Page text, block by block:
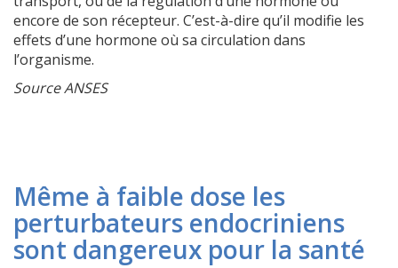
encore de son récepteur. C’est-à-dire qu’il modifie les
effets d’une hormone où sa circulation dans
l’organisme.
Source ANSES
Même à faible dose les
perturbateurs endocriniens
sont dangereux pour la santé